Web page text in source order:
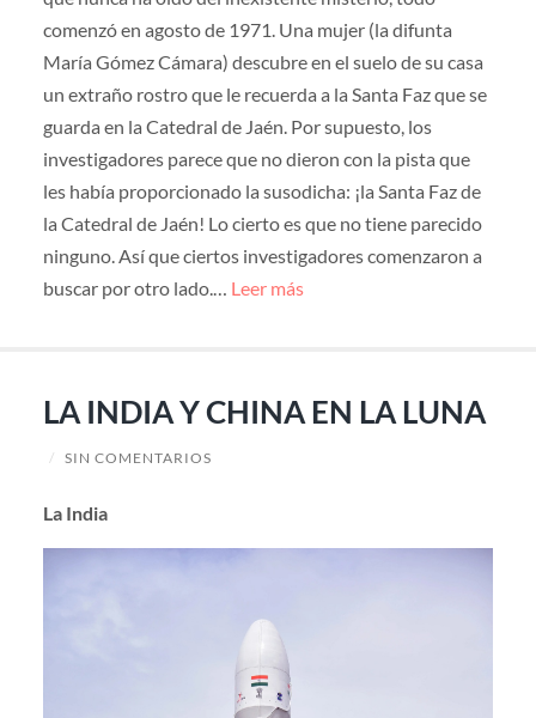
comenzó en agosto de 1971. Una mujer (la difunta
María Gómez Cámara) descubre en el suelo de su casa
un extraño rostro que le recuerda a la Santa Faz que se
guarda en la Catedral de Jaén. Por supuesto, los
investigadores parece que no dieron con la pista que
les había proporcionado la susodicha: ¡la Santa Faz de
la Catedral de Jaén! Lo cierto es que no tiene parecido
ninguno. Así que ciertos investigadores comenzaron a
buscar por otro lado.… Leer más
LA INDIA Y CHINA EN LA LUNA
/ SIN COMENTARIOS
La India